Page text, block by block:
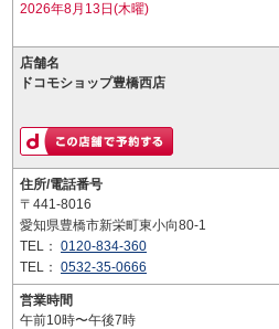
2026年8月13日(木曜)
店舗名
ドコモショップ豊橋西店
住所/電話番号
〒441-8016
愛知県豊橋市新栄町東小向80-1
TEL： 0120-834-360
TEL： 0532-35-0666
営業時間
午前10時〜午後7時